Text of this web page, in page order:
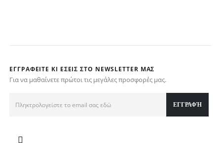
ΕΓΓΡΑΦΕΊΤΕ ΚΙ ΕΣΕΊΣ ΣΤΟ NEWSLETTER ΜΑΣ
Για να μαθαίνετε πρώτοι τις μεγάλες προσφορές μας.